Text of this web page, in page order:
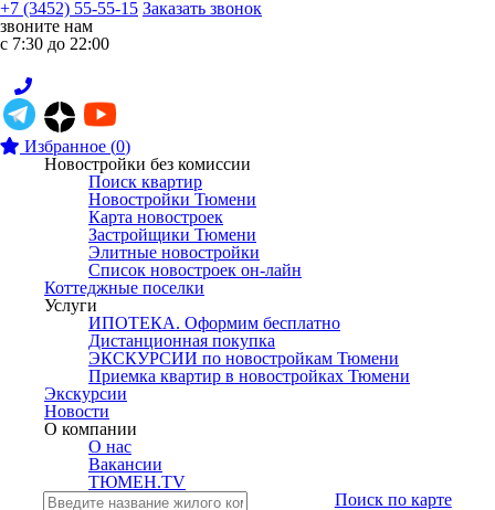
+7 (3452) 55-55-15 Заказать звонок
звоните нам
с 7:30 до 22:00
Избранное (0)
Новостройки без комиссии
Поиск квартир
Новостройки Тюмени
Карта новостроек
Застройщики Тюмени
Элитные новостройки
Список новостроек он-лайн
Коттеджные поселки
Услуги
ИПОТЕКА. Оформим бесплатно
Дистанционная покупка
ЭКСКУРСИИ по новостройкам Тюмени
Приемка квартир в новостройках Тюмени
Экскурсии
Новости
О компании
О нас
Вакансии
ТЮМЕН.TV
Поиск по карте